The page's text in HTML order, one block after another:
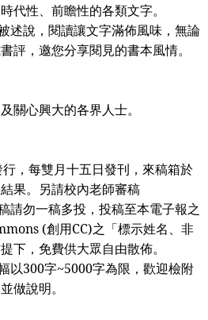
代性、前瞻性的各類文字。
述說，閱讀讓文字滿佈風味，無論
評，邀您分享閱見的書本風情。
關心興大的各界人士。
，每雙月十五日發刊，來稿箱於
果。另請校內老師審稿
請勿一稿多投，投稿至本電子報之
(創用CC)之「標示姓名、非
下，免費供大眾自由散佈。
以300字~5000字為限，歡迎檢附
做說明。